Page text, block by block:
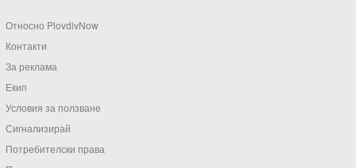
Относно PlovdivNow
Контакти
За реклама
Екип
Условия за ползване
Сигнализирай
Потребителски права